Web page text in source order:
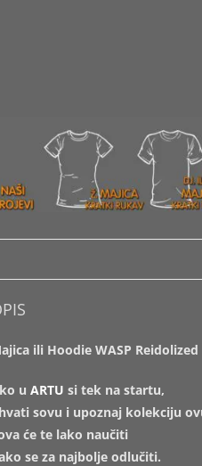
ili Hoodie WASP Reidolized
u ARTU si tek na startu,
sovu i upoznaj kolekciju
će te lako naučiti
se za najbolje odlučiti.